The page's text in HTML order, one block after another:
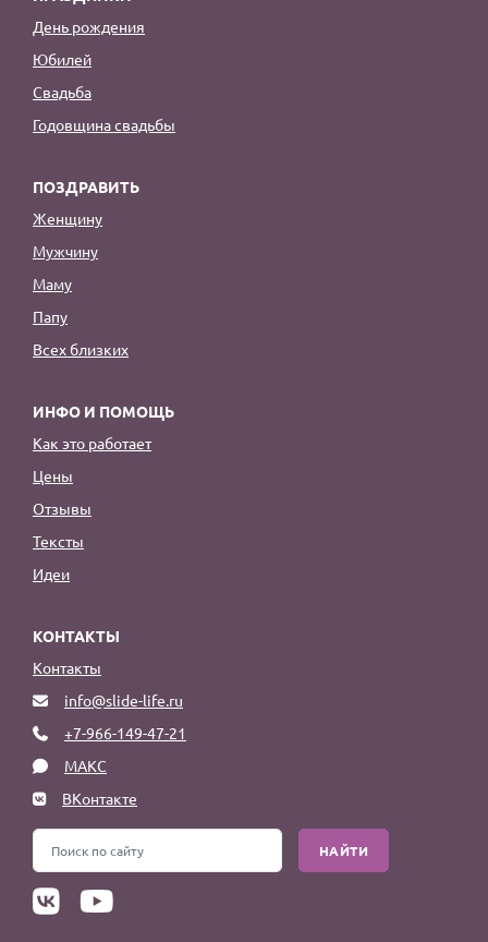
День рождения
Юбилей
Свадьба
Годовщина свадьбы
ПОЗДРАВИТЬ
Женщину
Мужчину
Маму
Папу
Всех близких
ИНФО И ПОМОЩЬ
Как это работает
Цены
Отзывы
Тексты
Идеи
КОНТАКТЫ
Контакты
info@slide-life.ru
+7-966-149-47-21
МАКС
ВКонтакте
НАЙТИ